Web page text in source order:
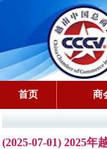
首页 商
(2025-07-01) 2025